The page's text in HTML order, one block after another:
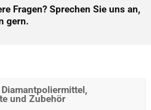
Fragen? Sprechen Sie uns an,
gern.
und Zubehör